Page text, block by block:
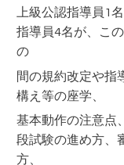
上級公認指導員1
指導員4名が、こ
の
間の規約改定や指
構え等の座学、
基本動作の注意点
段試験の進め方、
方、